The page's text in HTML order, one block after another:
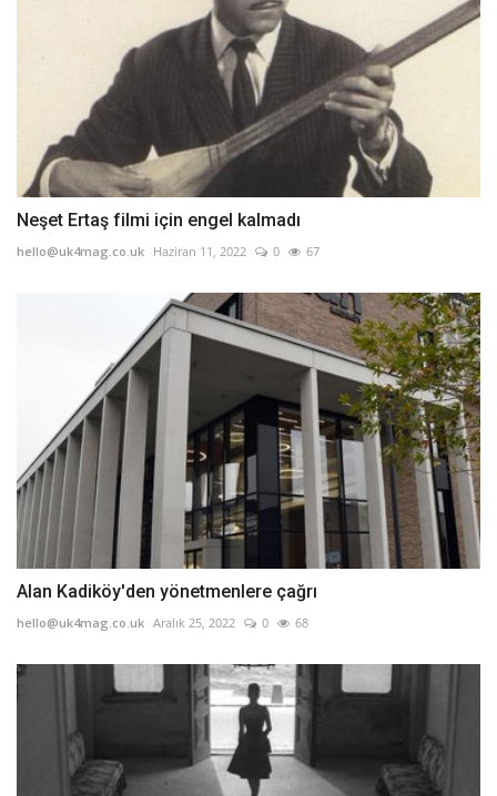
Neşet Ertaş filmi için engel kalmadı
hello@uk4mag.co.uk Haziran 11, 2022 0 67
Alan Kadiköy'den yönetmenlere çağrı
hello@uk4mag.co.uk Aralık 25, 2022 0 68